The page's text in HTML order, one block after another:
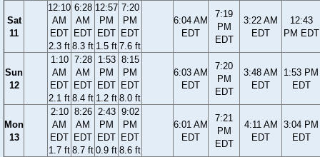
Sat
11
12:10
AM
EDT
2.3 ft
6:28
AM
EDT
8.3 ft
12:57
PM
EDT
1.5 ft
7:20
PM
EDT
7.6 ft
6:04 AM
EDT
7:19
PM
EDT
3:22 AM
EDT
12:43
PM EDT
Sun
12
1:10
AM
EDT
2.1 ft
7:28
AM
EDT
8.4 ft
1:53
PM
EDT
1.2 ft
8:15
PM
EDT
8.0 ft
6:03 AM
EDT
7:20
PM
EDT
3:48 AM
EDT
1:53 PM
EDT
Mon
13
2:10
AM
EDT
1.7 ft
8:26
AM
EDT
8.7 ft
2:43
PM
EDT
0.9 ft
9:02
PM
EDT
8.6 ft
6:01 AM
EDT
7:21
PM
EDT
4:11 AM
EDT
3:04 PM
EDT